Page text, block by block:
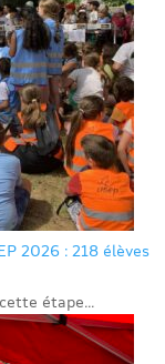
2026 : 218 élèves
étape...